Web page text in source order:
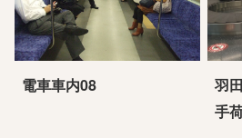
電車車内08
羽
手